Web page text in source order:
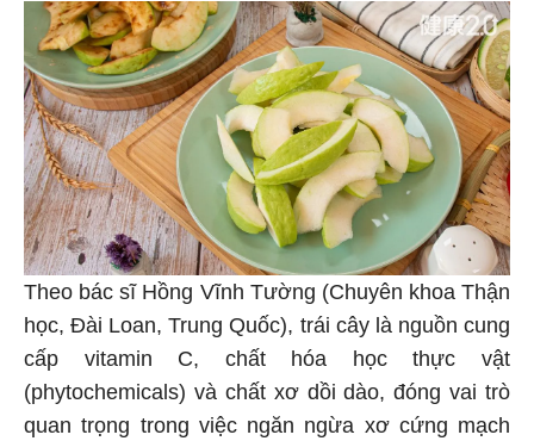
Theo bác sĩ Hồng Vĩnh Tường (Chuyên khoa Thận
học, Đài Loan, Trung Quốc), trái cây là nguồn cung
cấp vitamin C, chất hóa học thực vật
(phytochemicals) và chất xơ dồi dào, đóng vai trò
quan trọng trong việc ngăn ngừa xơ cứng mạch